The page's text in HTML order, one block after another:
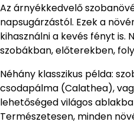
Az árnyékkedvelő
napsugárzástól. Ezek a
kihasználni a kevés fényt
szobákban, előterekben,
Néhány klasszikus példa:
csodapálma (Calathea),
lehetőséged világos
Természetesen, minden